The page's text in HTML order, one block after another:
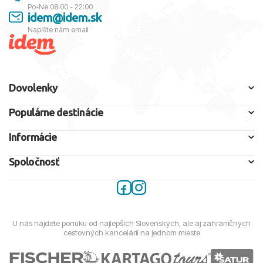
Po-Ne 08:00 - 22:00
idem@idem.sk
Napíšte nám email
Dovolenky
Populárne destinácie
Informácie
Spoločnosť
U nás nájdete ponuku od najlepších Slovenských, ale aj zahraničných
cestovných kancelárií na jednom mieste